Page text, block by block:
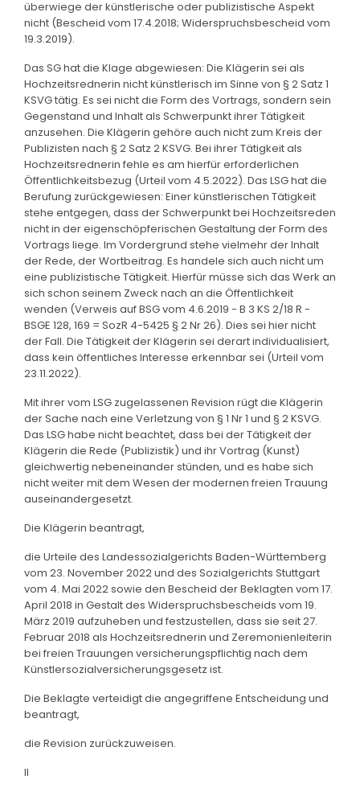
überwiege der künstlerische oder publizistische Aspekt
nicht (Bescheid vom 17.4.2018; Widerspruchsbescheid vom
19.3.2019).
Das SG hat die Klage abgewiesen: Die Klägerin sei als
Hochzeitsrednerin nicht künstlerisch im Sinne von § 2 Satz 1
KSVG tätig. Es sei nicht die Form des Vortrags, sondern sein
Gegenstand und Inhalt als Schwerpunkt ihrer Tätigkeit
anzusehen. Die Klägerin gehöre auch nicht zum Kreis der
Publizisten nach § 2 Satz 2 KSVG. Bei ihrer Tätigkeit als
Hochzeitsrednerin fehle es am hierfür erforderlichen
Öffentlichkeitsbezug (Urteil vom 4.5.2022). Das LSG hat die
Berufung zurückgewiesen: Einer künstlerischen Tätigkeit
stehe entgegen, dass der Schwerpunkt bei Hochzeitsreden
nicht in der eigenschöpferischen Gestaltung der Form des
Vortrags liege. Im Vordergrund stehe vielmehr der Inhalt
der Rede, der Wortbeitrag. Es handele sich auch nicht um
eine publizistische Tätigkeit. Hierfür müsse sich das Werk an
sich schon seinem Zweck nach an die Öffentlichkeit
wenden (Verweis auf BSG vom 4.6.2019 - B 3 KS 2/18 R -
BSGE 128, 169 = SozR 4-5425 § 2 Nr 26). Dies sei hier nicht
der Fall. Die Tätigkeit der Klägerin sei derart individualisiert,
dass kein öffentliches Interesse erkennbar sei (Urteil vom
23.11.2022).
Mit ihrer vom LSG zugelassenen Revision rügt die Klägerin
der Sache nach eine Verletzung von § 1 Nr 1 und § 2 KSVG.
Das LSG habe nicht beachtet, dass bei der Tätigkeit der
Klägerin die Rede (Publizistik) und ihr Vortrag (Kunst)
gleichwertig nebeneinander stünden, und es habe sich
nicht weiter mit dem Wesen der modernen freien Trauung
auseinandergesetzt.
Die Klägerin beantragt,
die Urteile des Landessozialgerichts Baden-Württemberg
vom 23. November 2022 und des Sozialgerichts Stuttgart
vom 4. Mai 2022 sowie den Bescheid der Beklagten vom 17.
April 2018 in Gestalt des Widerspruchsbescheids vom 19.
März 2019 aufzuheben und festzustellen, dass sie seit 27.
Februar 2018 als Hochzeitsrednerin und Zeremonienleiterin
bei freien Trauungen versicherungspflichtig nach dem
Künstlersozialversicherungsgesetz ist.
Die Beklagte verteidigt die angegriffene Entscheidung und
beantragt,
die Revision zurückzuweisen.
II